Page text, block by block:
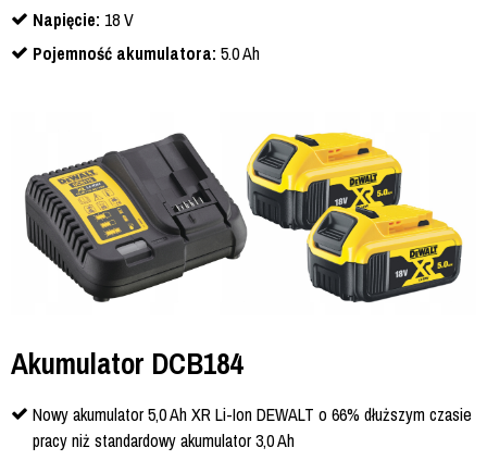
Napięcie: 18 V
Pojemność akumulatora: 5.0 Ah
Akumulator DCB184
Nowy akumulator 5,0 Ah XR Li-Ion DEWALT o 66% dłuższym czasie
pracy niż standardowy akumulator 3,0 Ah